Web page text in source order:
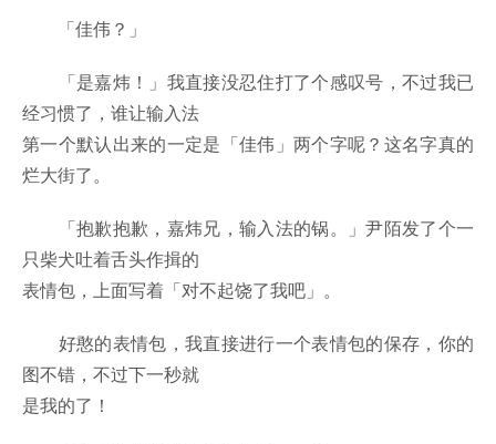
「佳伟？」
「是嘉炜！」我直接没忍住打了个感叹号，不过我已
经习惯了，谁让输入法
第一个默认出来的一定是「佳伟」两个字呢？这名字真的
烂大街了。
「抱歉抱歉，嘉炜兄，输入法的锅。」尹陌发了个一
只柴犬吐着舌头作揖的
表情包，上面写着「对不起饶了我吧」。
好憨的表情包，我直接进行一个表情包的保存，你的
图不错，不过下一秒就
是我的了！